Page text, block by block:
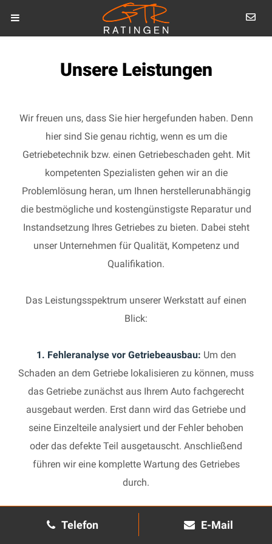
Telefon E-Mail
Unsere Leistungen
Wir freuen uns, dass Sie hier hergefunden haben. Denn
hier sind Sie genau richtig, wenn es um die
Getriebetechnik bzw. einen Getriebeschaden geht. Mit
kompetenten Spezialisten gehen wir an die
Problemlösung heran, um Ihnen herstellerunabhängig
die bestmögliche und kostengünstigste Reparatur und
Instandsetzung Ihres Getriebes zu bieten. Dabei steht
unser Unternehmen für Qualität, Kompetenz und
Qualifikation.
Das Leistungsspektrum unserer Werkstatt auf einen
Blick:
1. Fehleranalyse vor Getriebeausbau: Um den
Schaden an dem Getriebe lokalisieren zu können, muss
das Getriebe zunächst aus Ihrem Auto fachgerecht
ausgebaut werden. Erst dann wird das Getriebe und
seine Einzelteile analysiert und der Fehler behoben
oder das defekte Teil ausgetauscht. Anschließend
führen wir eine komplette Wartung des Getriebes
durch.
2. Manuelles Getriebe:
Die Reparatur eines komplexen
Schaltgetriebes ist äußerst aufwendig und benötigt